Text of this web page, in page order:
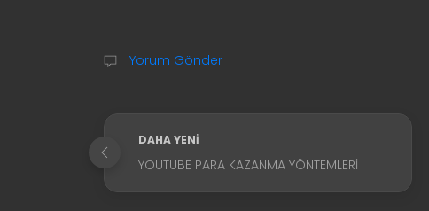
Yorum Gönder
DAHA YENI
YOUTUBE PARA KAZANMA YÖNTEMLERI